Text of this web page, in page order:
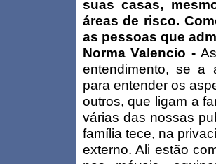
suas casas,
áreas de risco.
as pessoas que
Norma Valencio -
entendimento, se a
para entender os
outros, que ligam a
várias das nossas
família tece, na
externo. Ali estão